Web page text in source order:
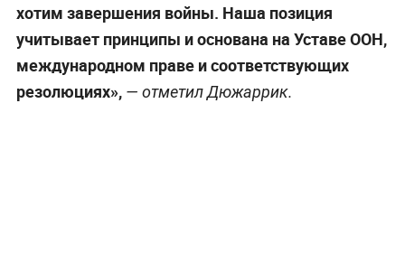
хотим завершения войны. Наша позиция
учитывает принципы и основана на Уставе ООН,
международном праве и соответствующих
резолюциях»,— отметил Дюжаррик.